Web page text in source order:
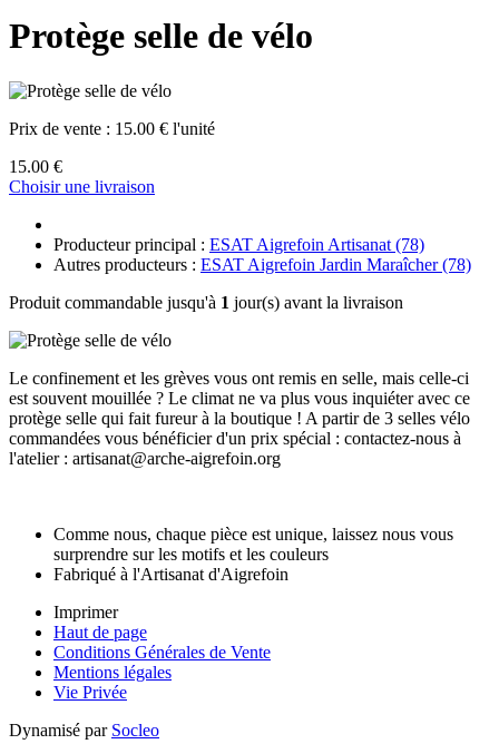
Protège selle de vélo
Prix de vente : 15.00 € l'unité
15.00 €
Choisir une livraison
Producteur principal : ESAT Aigrefoin Artisanat (78)
Autres producteurs : ESAT Aigrefoin Jardin Maraîcher (78)
Produit commandable jusqu'à 1 jour(s) avant la livraison
Le confinement et les grèves vous ont remis en selle, mais celle-ci
est souvent mouillée ? Le climat ne va plus vous inquiéter avec ce
protège selle qui fait fureur à la boutique ! A partir de 3 selles vélo
commandées vous bénéficier d'un prix spécial : contactez-nous à
l'atelier : artisanat@arche-aigrefoin.org
Comme nous, chaque pièce est unique, laissez nous vous
surprendre sur les motifs et les couleurs
Fabriqué à l'Artisanat d'Aigrefoin
Imprimer
Haut de page
Conditions Générales de Vente
Mentions légales
Vie Privée
Dynamisé par Socleo